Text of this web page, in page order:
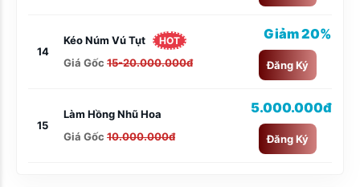
14
Kéo Núm Vú Tụt HOT
Giá Gốc 15-20.000.000đ
Giảm 20%
Đăng Ký
15
Làm Hồng Nhũ Hoa
Giá Gốc 10.000.000đ
5.000.000đ
Đăng Ký